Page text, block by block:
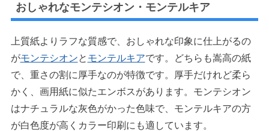
おしゃれなモンテシオン・モンテルキア
上質紙よりラフな質感で、おしゃれな印象に仕上がるの
がモンテシオンと モンテルキアです。どちらも嵩高の紙
で、重さの割に厚手なのが特徴です。厚手だけれど柔ら
かく、画用紙に似たエンボスがあります。モンテシオン
はナチュラルな灰色がかった色味で、モンテルキアの方
が白色度が高くカラー印刷にも適しています。